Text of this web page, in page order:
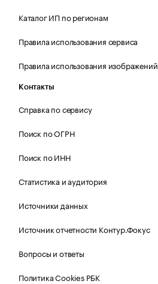
Каталог ИП по регионам
Правила использования сервиса
Правила использования изображений
Контакты
Справка по сервису
Поиск по ОГРН
Поиск по ИНН
Статистика и аудитория
Источники данных
Источник отчетности Контур.Фокус
Вопросы и ответы
Политика Cookies РБК